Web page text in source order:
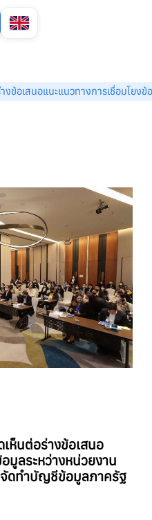
ข้อเสนอแนะแนวทางการเชื่อมโย
ห็นต่อร่างข้อเสนอ
มูลระหว่างหน่วยงาน
ดทำบัญชีข้อมูลภาครัฐ